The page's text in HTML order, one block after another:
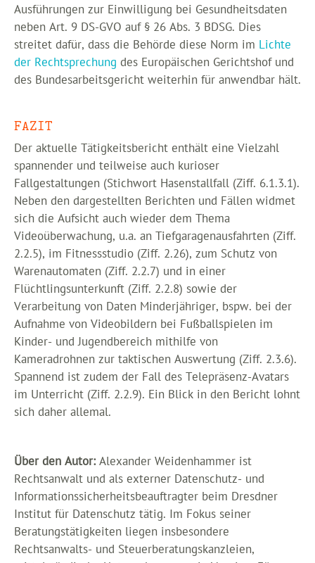
Ausführungen zur Einwilligung bei Gesundheitsdaten
neben Art. 9 DS-GVO auf § 26 Abs. 3 BDSG. Dies
streitet dafür, dass die Behörde diese Norm im Lichte
der Rechtsprechung des Europäischen Gerichtshof und
des Bundesarbeitsgericht weiterhin für anwendbar hält.
FAZIT
Der aktuelle Tätigkeitsbericht enthält eine Vielzahl
spannender und teilweise auch kurioser
Fallgestaltungen (Stichwort Hasenstallfall (Ziff. 6.1.3.1).
Neben den dargestellten Berichten und Fällen widmet
sich die Aufsicht auch wieder dem Thema
Videoüberwachung, u.a. an Tiefgaragenausfahrten (Ziff.
2.2.5), im Fitnessstudio (Ziff. 2.26), zum Schutz von
Warenautomaten (Ziff. 2.2.7) und in einer
Flüchtlingsunterkunft (Ziff. 2.2.8) sowie der
Verarbeitung von Daten Minderjähriger, bspw. bei der
Aufnahme von Videobildern bei Fußballspielen im
Kinder- und Jugendbereich mithilfe von
Kameradrohnen zur taktischen Auswertung (Ziff. 2.3.6).
Spannend ist zudem der Fall des Telepräsenz-Avatars
im Unterricht (Ziff. 2.2.9). Ein Blick in den Bericht lohnt
sich daher allemal.
Über den Autor:Alexander Weidenhammer ist
Rechtsanwalt und als externer Datenschutz- und
Informationssicherheitsbeauftragter beim Dresdner
Institut für Datenschutz tätig. Im Fokus seiner
Beratungstätigkeiten liegen insbesondere
Rechtsanwalts- und Steuerberatungskanzleien,